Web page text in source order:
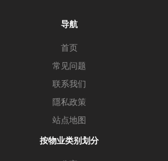
导航
首页
常见问题
联系我们
隱私政策
站点地图
按物业类别划分